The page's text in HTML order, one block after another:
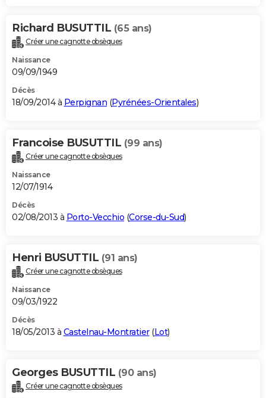
Richard BUSUTTIL (65 ans)
Créer une cagnotte obsèques
Naissance
09/09/1949
Décès
18/09/2014 à Perpignan (Pyrénées-Orientales)
Francoise BUSUTTIL (99 ans)
Créer une cagnotte obsèques
Naissance
12/07/1914
Décès
02/08/2013 à Porto-Vecchio (Corse-du-Sud)
Henri BUSUTTIL (91 ans)
Créer une cagnotte obsèques
Naissance
09/03/1922
Décès
18/05/2013 à Castelnau-Montratier(Lot)
Georges BUSUTTIL (90 ans)
Créer une cagnotte obsèques